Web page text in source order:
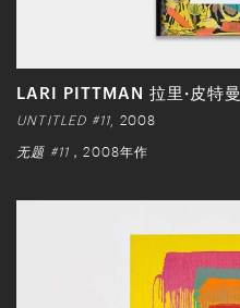
LARI PITTMAN 拉里·皮特曼
UNTITLED #11 , 2008
无题 #11 ，2008年作